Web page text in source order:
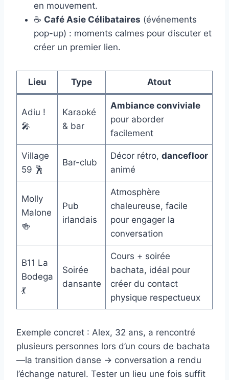
en mouvement.
☕ Café Asie Célibataires (événements
pop-up) : moments calmes pour discuter et
créer un premier lien.
Lieu Type Atout
Adiu !
🎤
Karaoké
& bar
Ambiance conviviale
pour aborder
facilement
Village
59 🕺
Bar-club
Décor rétro, dancefloor
animé
Molly
Malone
🍻
Pub
irlandais
Atmosphère
chaleureuse, facile
pour engager la
conversation
B11 La
Bodega
💃
Soirée
dansante
Cours + soirée
bachata, idéal pour
créer du contact
physique respectueux
Exemple concret : Alex, 32 ans, a rencontré
plusieurs personnes lors d’un cours de bachata
—la transition danse → conversation a rendu
l’échange naturel. Tester un lieu une fois suffit